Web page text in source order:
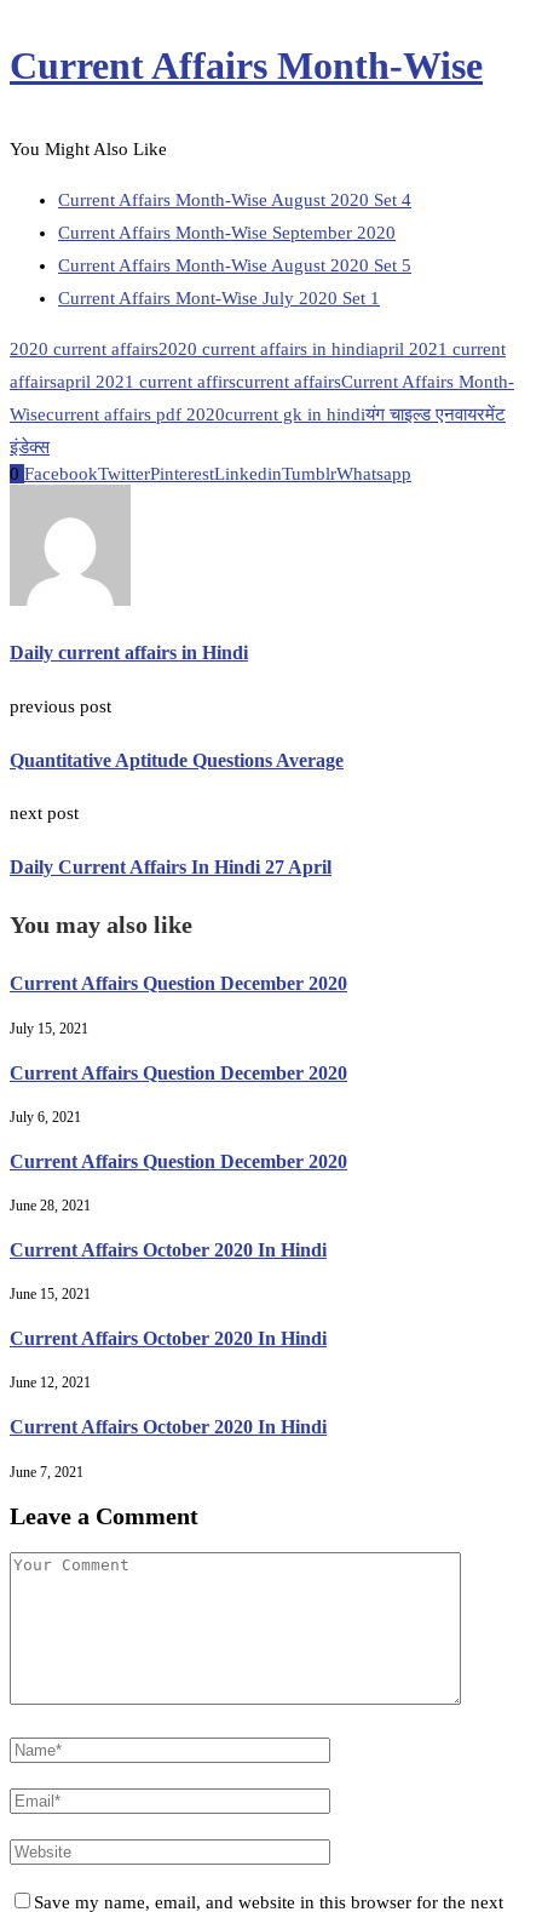
Current Affairs Month-Wise
You Might Also Like
Current Affairs Month-Wise August 2020 Set 4
Current Affairs Month-Wise September 2020
Current Affairs Month-Wise August 2020 Set 5
Current Affairs Mont-Wise July 2020 Set 1
2020 current affairs2020 current affairs in hindiapril 2021 current
affairsapril 2021 current affirscurrent affairsCurrent Affairs Month-
Wisecurrent affairs pdf 2020current gk in hindiयंग चाइल्ड एनवायरमेंट
इंडेक्स
0 FacebookTwitterPinterestLinkedinTumblrWhatsapp
Daily current affairs in Hindi
previous post
Quantitative Aptitude Questions Average
next post
Daily Current Affairs In Hindi 27 April
You may also like
Current Affairs Question December 2020
July 15, 2021
Current Affairs Question December 2020
July 6, 2021
Current Affairs Question December 2020
June 28, 2021
Current Affairs October 2020 In Hindi
June 15, 2021
Current Affairs October 2020 In Hindi
June 12, 2021
Current Affairs October 2020 In Hindi
June 7, 2021
Leave a Comment
Save my name, email, and website in this browser for the next